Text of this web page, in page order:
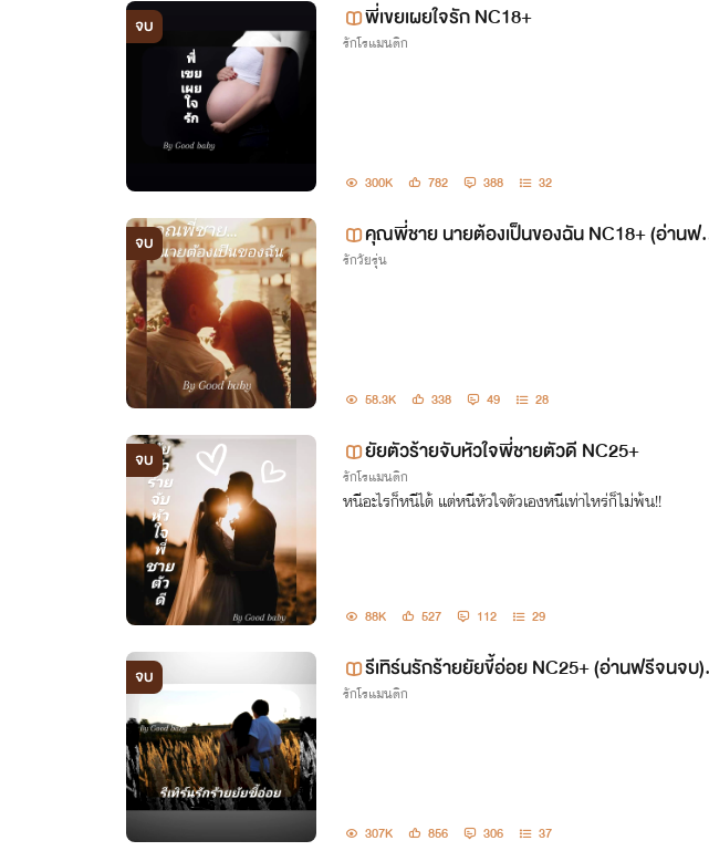
จบ พี่เขยเผยใจรัก NC18+
รักโรแมนติก
300K 782 388 32
จบ
คุณพี่ชาย นายต้องเป็นของฉัน NC18+ (อ่านฟ
นจบ)
รักวัยรุ่น
58.3K 338 49 28
จบ ยัยตัวร้ายจับหัวใจพี่ชายตัวดี NC25+
รักโรแมนติก
หนีอะไรก็หนีได้ แต่หนีหัวใจตัวเองหนีเท่าไหร่ก็ไม่พ้น!!
88K 527 112 29
จบ
รีเทิร์นรักร้ายยัยขี้อ่อย NC25+ (อ่านฟรีจนจบ
y Goodbaby
รักโรแมนติก
307K 856 306 37